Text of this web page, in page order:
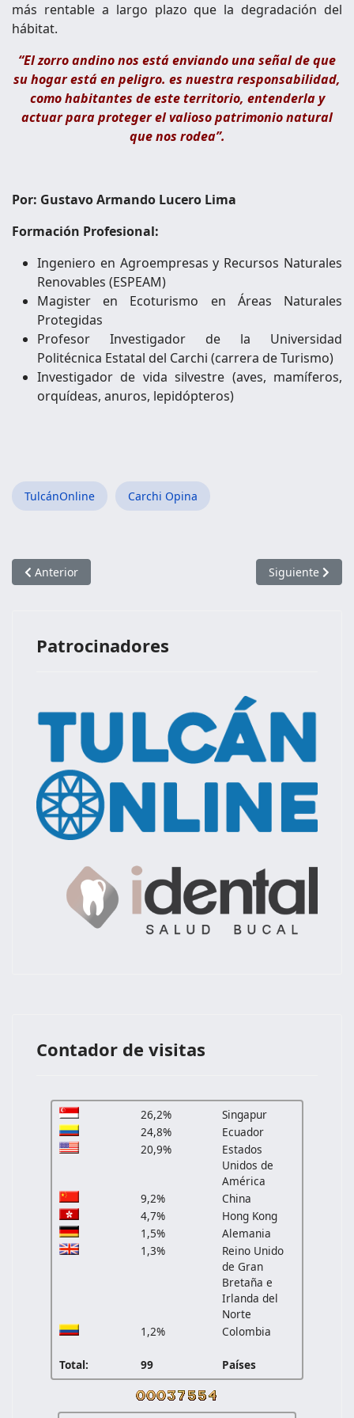
más rentable a largo plazo que la degradación del
hábitat.
“El zorro andino nos está enviando una señal de que
su hogar está en peligro. es nuestra responsabilidad,
como habitantes de este territorio, entenderla y
actuar para proteger el valioso patrimonio natural
que nos rodea”.
Por: Gustavo Armando Lucero Lima
Formación Profesional:
Ingeniero en Agroempresas y Recursos Naturales
Renovables (ESPEAM)
Magister en Ecoturismo en Áreas Naturales
Protegidas
Profesor Investigador de la Universidad
Politécnica Estatal del Carchi (carrera de Turismo)
Investigador de vida silvestre (aves, mamíferos,
orquídeas, anuros, lepidópteros)
TulcánOnline Carchi Opina
Artículo anterior: Bolas, bulos o fack news
Anterior Artículo
Siguiente
Patrocinadores
Contador de visitas
26,2%
Singapur
24,8%
Ecuador
20,9%
Estados
Unidos de
América
9,2%
China
4,7%
Hong Kong
1,5%
Alemania
1,3%
Reino Unido
de Gran
Bretaña e
Irlanda del
Norte
1,2%
Colombia
Total: 99 Países